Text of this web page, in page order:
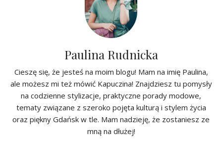
Paulina Rudnicka
Cieszę się, że jesteś na moim blogu! Mam na imię Paulina,
ale możesz mi też mówić Kapuczina! Znajdziesz tu pomysły
na codzienne stylizacje, praktyczne porady modowe,
tematy związane z szeroko pojęta kulturą i stylem życia
oraz piękny Gdańsk w tle. Mam nadzieję, że zostaniesz ze
mną na dłużej!